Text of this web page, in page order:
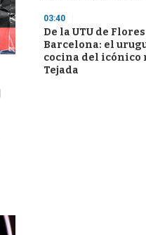
03:40
De la UTU de
Barcelona: el
cocina del icónico
Tejada